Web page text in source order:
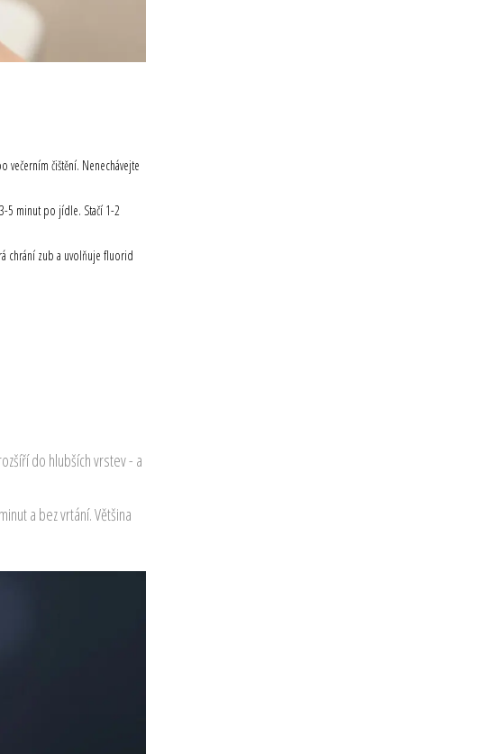
večerním čištění. Nenechávejte
5 minut po jídle. Stačí 1-2
chrání zub a uvolňuje fluorid
do hlubších vrstev - a
a bez vrtání. Většina